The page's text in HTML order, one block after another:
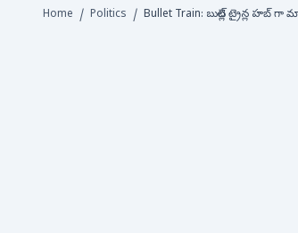
Home / Politics / Bullet Train: బుల్లెట్ ట్రైన్ల హబ్ గా